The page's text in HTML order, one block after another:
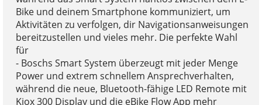
Bike und deinem Smartphone kommuniziert, um
Aktivitäten zu verfolgen, dir Navigationsanweisungen
bereitzustellen und vieles mehr. Die perfekte Wahl
für
- Boschs Smart System überzeugt mit jeder Menge
Power und extrem schnellem Ansprechverhalten,
während die neue, Bluetooth-fähige LED Remote mit
Kiox 300 Display und die eBike Flow App mehr